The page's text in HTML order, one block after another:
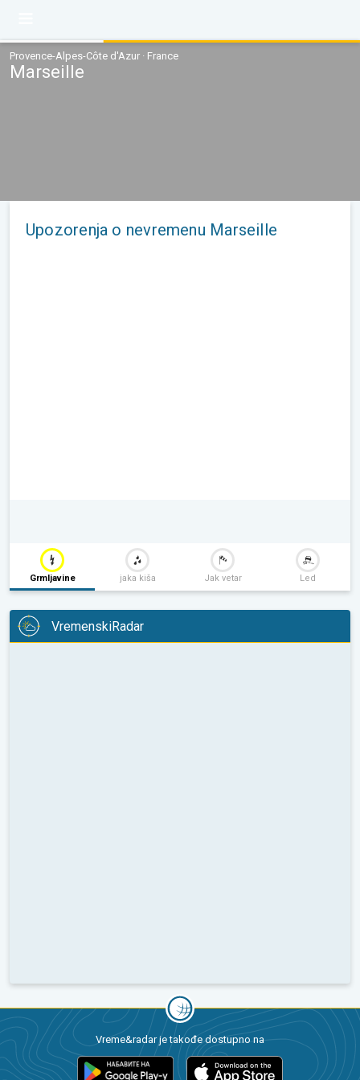
Provence-Alpes-Côte d'Azur · France
Marseille
Upozorenja o nevremenu Marseille
Grmljavine jaka kiša Jak vetar Led
VremenskiRadar
Vreme&radar je takođe dostupno na